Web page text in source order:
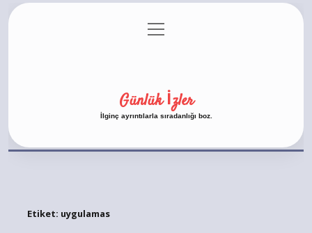
Gizlilik Politikası
menüyü
aç
Günlük İzler
İlginç ayrıntılarla sıradanlığı boz.
Etiket: uygulamas